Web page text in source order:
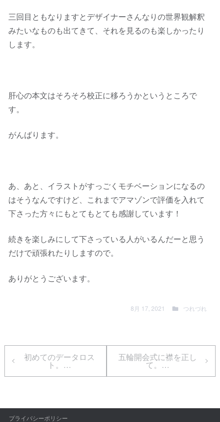
三回目ともなりますとデザイナーさんなりの世界観解釈
みたいなものも出てきて、それを見るのも楽しかったり
します。
肝心の本文はそろそろ校正に移ろうかというところで
す。
がんばります。
あ、あと、イラストがすっごくモチベーションになるの
はそうなんですけど、これまでアマゾンで評価を入れて
下さった方々にもとてもとても感謝しています！
続きを楽しみにして下さっている人がいるんだーと思う
だけで頑張れたりしますので。
ありがとうございます。
8月 17, 2021 つれづれ
初めてのデータロス
ト。…
五輪開会式に襟を正し
て。…
プライバシーポリシー